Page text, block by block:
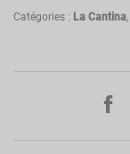
Catégories : La Cantina,